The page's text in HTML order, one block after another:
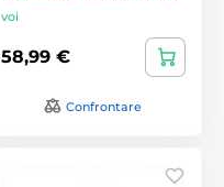
voi
58,99 €
Confrontare